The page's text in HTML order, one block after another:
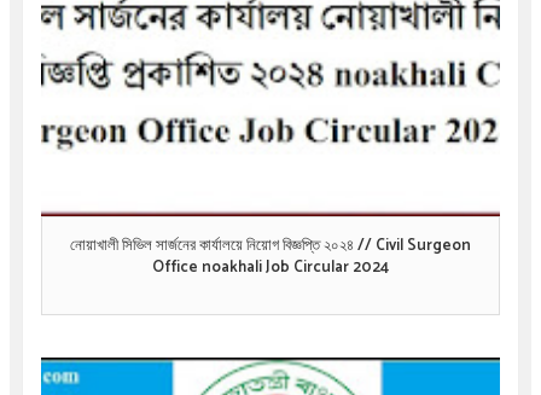
নোয়াখালী সিভিল সার্জনের কার্যালয়ে নিয়োগ বিজ্ঞপ্তি ২০২৪ // Civil Surgeon
Office noakhali Job Circular 2024